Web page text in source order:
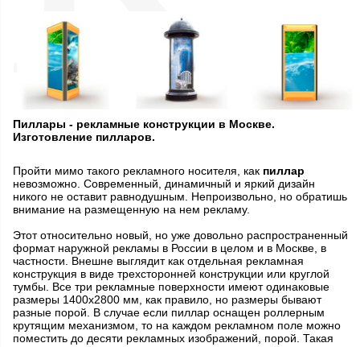
Пиллары - рекламные конструкции в Москве.
Изготовление пилларов.
Пройти мимо такого рекламного носителя, как пиллар
невозможно. Современный, динамичный и яркий дизайн
никого не оставит равнодушным. Непроизвольно, но обратишь
внимание на размещенную на нем рекламу.
Этот относительно новый, но уже довольно распространенный
формат наружной рекламы в России в целом и в Москве, в
частности. Внешне выглядит как отдельная рекламная
конструкция в виде трехсторонней конструкции или круглой
тумбы. Все три рекламные поверхности имеют одинаковые
размеры 1400x2800 мм, как правило, но размеры бывают
разные порой. В случае если пиллар оснащен роллерным
крутящим механизмом, то на каждом рекламном поле можно
поместить до десяти рекламных изображений, порой. Такая